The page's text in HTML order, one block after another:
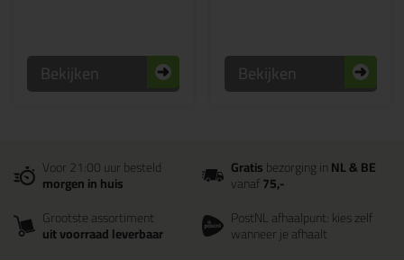
Bekijken Bekijken
Voor 21:00 uur besteld
morgen in huis
Gratisbezorging inNL & BE
vanaf75,-
Grootste assortiment
uit voorraad leverbaar
PostNL afhaalpunt: kies zelf
wanneer je afhaalt